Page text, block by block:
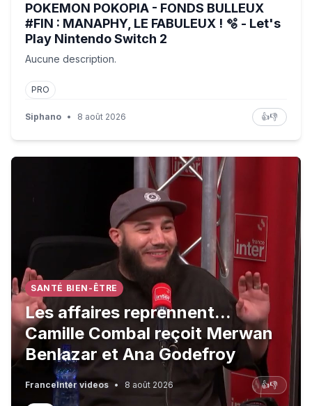
POKEMON POKOPIA - FONDS BULLEUX
#FIN : MANAPHY, LE FABULEUX ! 🫧 - Let's
Play Nintendo Switch 2
Aucune description.
PRO
Siphano • 8 août 2026 👍👎
Les affaires reprennent... Camille Combal reçoit
SANTÉ BIEN-ÊTRE
Les affaires reprennent...
Camille Combal reçoit Merwan
Benlazar et Ana Godefroy
FranceInter videos • 8 août 2026 👍👎